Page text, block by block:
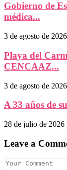
Gobierno de
médica...
3 de agosto de 2026
Playa del
CENCAAZ...
3 de agosto de 2026
A 33 años de
28 de julio de 2026
Leave a